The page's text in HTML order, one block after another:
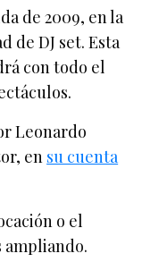
de 2009, en la
de DJ set. Esta
con todo el
Leonardo
en su cuenta
o el
ampliando.